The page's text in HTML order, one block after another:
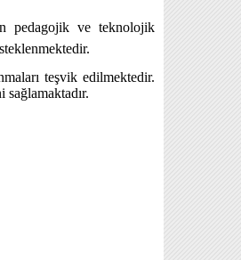
pedagojik ve teknolojik
teşvik edilmektedir.